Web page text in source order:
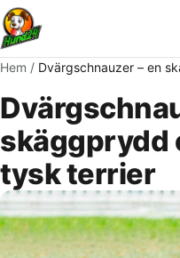
Hem / Dvärgschnauzer – en
skäggprydd
tysk terrier